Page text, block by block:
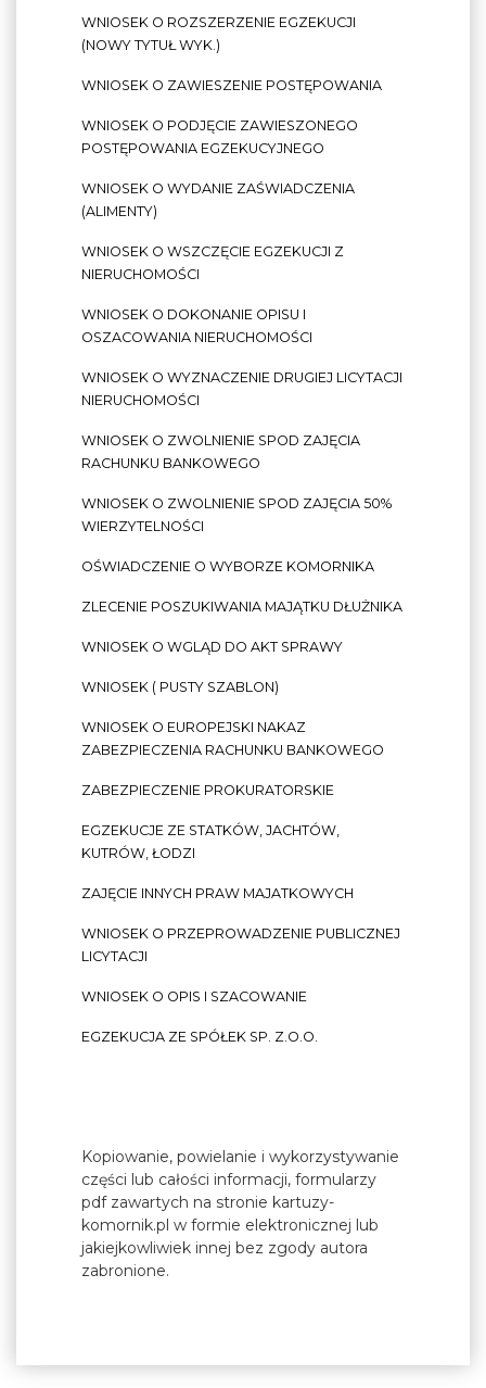
WNIOSEK O ROZSZERZENIE EGZEKUCJI
(NOWY TYTUŁ WYK.)
WNIOSEK O ZAWIESZENIE POSTĘPOWANIA
WNIOSEK O PODJĘCIE ZAWIESZONEGO
POSTĘPOWANIA EGZEKUCYJNEGO
WNIOSEK O WYDANIE ZAŚWIADCZENIA
(ALIMENTY)
WNIOSEK O WSZCZĘCIE EGZEKUCJI Z
NIERUCHOMOŚCI
WNIOSEK O DOKONANIE OPISU I
OSZACOWANIA NIERUCHOMOŚCI
WNIOSEK O WYZNACZENIE DRUGIEJ LICYTACJI
NIERUCHOMOŚCI
WNIOSEK O ZWOLNIENIE SPOD ZAJĘCIA
RACHUNKU BANKOWEGO
WNIOSEK O ZWOLNIENIE SPOD ZAJĘCIA 50%
WIERZYTELNOŚCI
OŚWIADCZENIE O WYBORZE KOMORNIKA
ZLECENIE POSZUKIWANIA MAJĄTKU DŁUŻNIKA
WNIOSEK O WGLĄD DO AKT SPRAWY
WNIOSEK ( PUSTY SZABLON)
WNIOSEK O EUROPEJSKI NAKAZ
ZABEZPIECZENIA RACHUNKU BANKOWEGO
ZABEZPIECZENIE PROKURATORSKIE
EGZEKUCJE ZE STATKÓW, JACHTÓW,
KUTRÓW, ŁODZI
ZAJĘCIE INNYCH PRAW MAJATKOWYCH
WNIOSEK O PRZEPROWADZENIE PUBLICZNEJ
LICYTACJI
WNIOSEK O OPIS I SZACOWANIE
EGZEKUCJA ZE SPÓŁEK SP. Z.O.O.
Kopiowanie, powielanie i wykorzystywanie
części lub całości informacji, formularzy
pdf zawartych na stronie kartuzy-
komornik.pl w formie elektronicznej lub
jakiejkowliwiek innej bez zgody autora
zabronione.